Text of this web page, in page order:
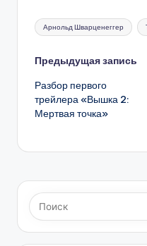
Метки:
Арнольд Шварценеггер
Навигация
записи
Предыдущая запись
Разбор первого
трейлера «Вышка 2:
Мертвая точка»